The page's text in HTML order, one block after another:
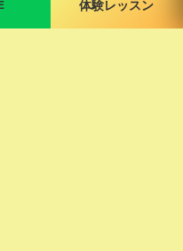
体験レッスン